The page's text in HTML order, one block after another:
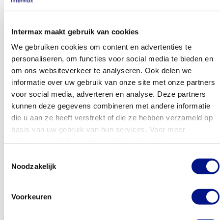
Intermax maakt gebruik van cookies
We gebruiken cookies om content en advertenties te
personaliseren, om functies voor social media te bieden en
om ons websiteverkeer te analyseren. Ook delen we
informatie over uw gebruik van onze site met onze partners
voor social media, adverteren en analyse. Deze partners
kunnen deze gegevens combineren met andere informatie
die u aan ze heeft verstrekt of die ze hebben verzameld op
basis van uw gebruik van hun services. Voor meer
Noodzakelijk
Voorkeuren
Als Senior Cloud Engineer Azure bij Intermax ben jij
een ervaren en technisch sterke engineer met een
achtergrond in de serviceprovider wereld. Je hebt
ruime ervaring met het ontwerpen, uitrollen en
beheren van omgevingen binnen Azure. Daarbij
maak je optimaal gebruik van de belangrijkste
diensten die Azure biedt en weet je deze effectief in
te zetten bij het ontwerpen van nieuwe omgevingen.
vertalen naar een stabiele, schaalbare en veilige